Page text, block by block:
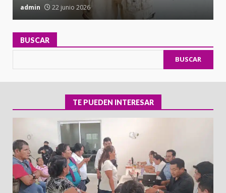
admin 22 junio 2026
BUSCAR
BUSCAR
TE PUEDEN INTERESAR